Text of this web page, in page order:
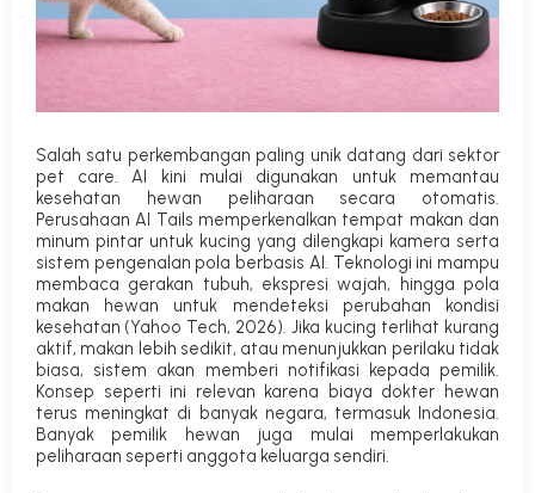
Salah satu perkembangan paling unik datang dari sektor
pet care. AI kini mulai digunakan untuk memantau
kesehatan hewan peliharaan secara otomatis.
Perusahaan AI Tails memperkenalkan tempat makan dan
minum pintar untuk kucing yang dilengkapi kamera serta
sistem pengenalan pola berbasis AI. Teknologi ini mampu
membaca gerakan tubuh, ekspresi wajah, hingga pola
makan hewan untuk mendeteksi perubahan kondisi
kesehatan (Yahoo Tech, 2026). Jika kucing terlihat kurang
aktif, makan lebih sedikit, atau menunjukkan perilaku tidak
biasa, sistem akan memberi notifikasi kepada pemilik.
Konsep seperti ini relevan karena biaya dokter hewan
terus meningkat di banyak negara, termasuk Indonesia.
Banyak pemilik hewan juga mulai memperlakukan
peliharaan seperti anggota keluarga sendiri.